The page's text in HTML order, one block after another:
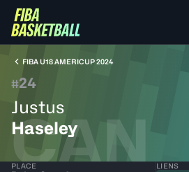
FIBA U18 AMERICUP 2024
#24
Justus
Haseley
CAN
PLACE
LIENS